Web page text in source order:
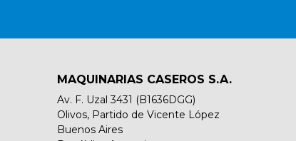
MAQUINARIAS CASEROS S.A.
Av. F. Uzal 3431 (B1636DGG)
Olivos, Partido de Vicente López
Buenos Aires